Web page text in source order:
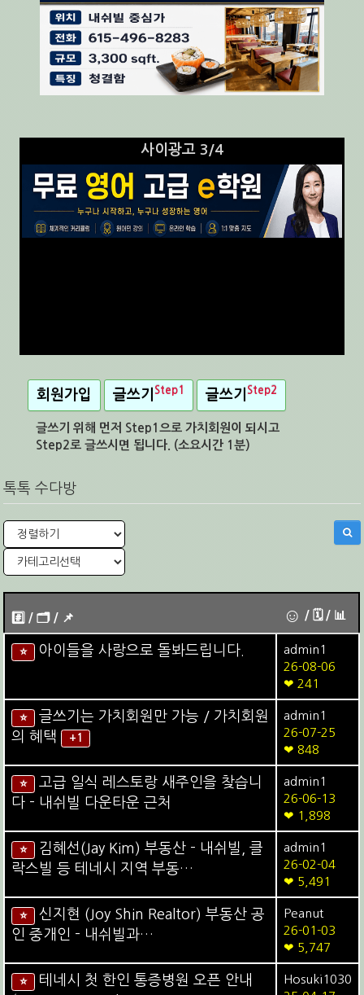
사이광고 3/4
회원가입 글쓰기 Step1 글쓰기 Step2
글쓰기 위해 먼저 Step1으로 가치회원이 되시고
Step2로 글쓰시면 됩니다. (소요시간 1분)
톡톡 수다방
#️⃣ / 🗂️️️ / 📌️ ☺ / 🗓︎ / 📊
⭐ 아이들을 사랑으로 돌봐드립니다.
admin1
26-08-06
❤ 241
⭐
글쓰기는 가치회원만 가능 / 가치회원
의 혜택
+1
admin1
26-07-25
❤ 848
⭐
고급 일식 레스토랑 새주인을 찾습니
다 - 내쉬빌 다운타운 근처
admin1
26-06-13
❤ 1,898
⭐
김혜선(Jay Kim) 부동산 - 내쉬빌, 클
락스빌 등 테네시 지역 부동…
admin1
26-02-04
❤ 5,491
⭐
신지현 (Joy Shin Realtor) 부동산 공
인 중개인 - 내쉬빌과…
Peanut
26-01-03
❤ 5,747
⭐
테네시 첫 한인 통증병원 오픈 안내
Hosuki1030